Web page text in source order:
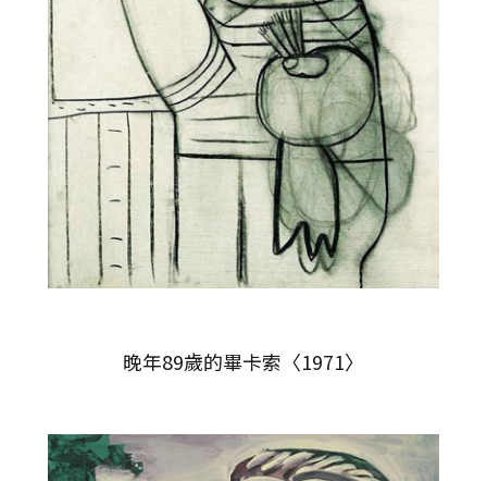
晚年89歲的畢卡索〈1971〉